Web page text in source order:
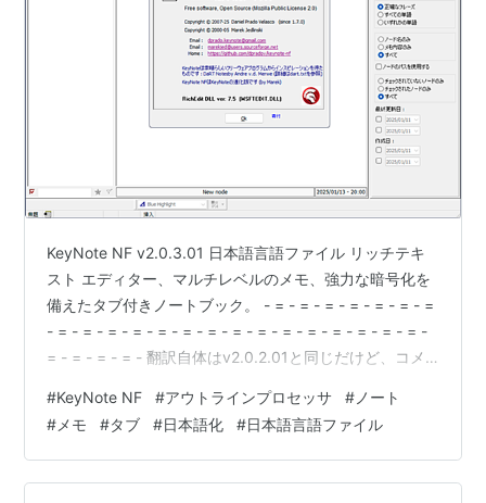
KeyNote NF v2.0.3.01 日本語言語ファイル リッチテキ
スト エディター、マルチレベルのメモ、強力な暗号化を
備えたタブ付きノートブック。 - = - = - = - = - = - = - =
- = - = - = - = - = - = - = - = - = - = - = - = - = - = - = -
= - = - = - = - 翻訳自体はv2.0.2.01と同じだけど、コメ
keynote.lan のエンコードが UTF8-BOM付きに変更にな
りました。 ダウンロード : 日本語言語ファイル
#KeyNote NF #アウトラインプロセッサ # ノート
# メモ #タブ #日本語化 #日本語言語ファイル